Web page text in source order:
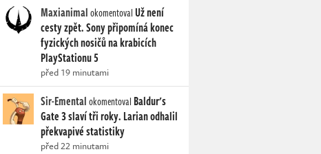
MaxianimalokomentovalUž není
cesty zpět. Sony připomíná konec
fyzických nosičů na krabicích
PlayStationu 5
před 19 minutami
Sir-Ementalokomentoval Baldur's
Gate 3 slaví tři roky. Larian odhalil
překvapivé statistiky
před 22 minutami